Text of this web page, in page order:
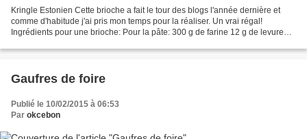
Kringle Estonien Cette brioche a fait le tour des blogs l'année dernière et
comme d'habitude j'ai pris mon temps pour la réaliser. Un vrai régal!
Ingrédients pour une brioche: Pour la pâte: 300 g de farine 12 g de levure
Gaufres de foire
Publié le 10/02/2015 à 06:53
Par okcebon